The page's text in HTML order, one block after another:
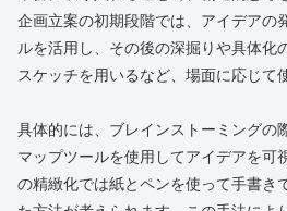
企画立案の初期段階では、アイデアの
ルを活用し、その後の深掘りや具体化
スケッチを用いるなど、場面に応じて
具体的には、ブレインストーミングの
マップツールを使用してアイデアを可
の精緻化では紙とペンを使って手書き